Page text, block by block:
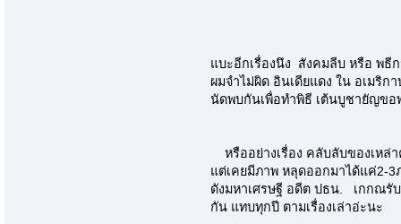
แบะอีกเรื่องนึง สังคมลีบ หรือ พธี
ผมจำไม่ผิด อินเดียแดง ใน อเมริก
นัดพบกันเพื่อทำพิธี เต้นบูชายัญข
หรืออย่างเรื่อง คลับลับของเหล่
แต่เคยมีภาพ หลุดออกมาได้แค่2-
ดังมหาเศรษฐี อดีต ปธน. เกกณรั
กัน แทบทุกปี ตามเรื่องเล่าอ่ะนะ